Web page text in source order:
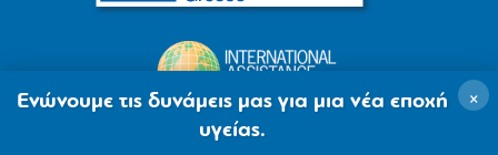
×
Ενώνουμε τις δυνάμεις μας για μια νέα εποχή
υγείας.